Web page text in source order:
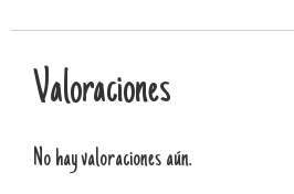
Valoraciones
No hay valoraciones aún.